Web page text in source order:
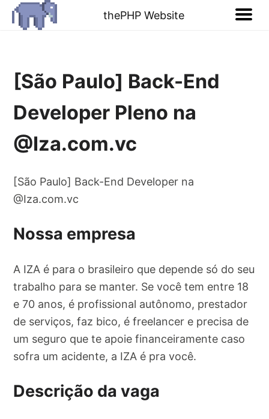
thePHP Website
[São Paulo] Back-End
Developer Pleno na
@Iza.com.vc
[São Paulo] Back-End Developer na
@Iza.com.vc
Nossa empresa
A IZA é para o brasileiro que depende só do seu
trabalho para se manter. Se você tem entre 18
e 70 anos, é profissional autônomo, prestador
de serviços, faz bico, é freelancer e precisa de
um seguro que te apoie financeiramente caso
sofra um acidente, a IZA é pra você.
Descrição da vaga